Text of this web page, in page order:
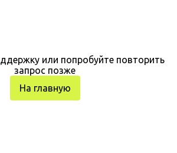
или попробуйте повторить
запрос позже
На главную